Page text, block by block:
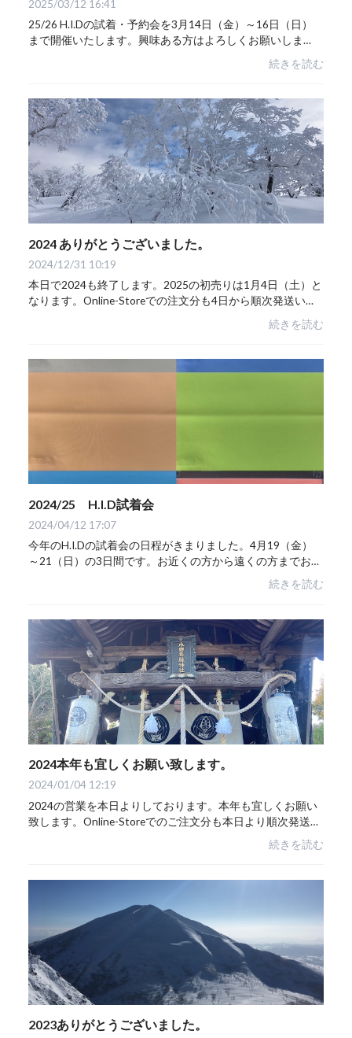
2025/03/12 16:41
25/26 H.I.Dの試着・予約会を3月14日（金）～16日（日）
まで開催いたします。興味ある方はよろしくお願いしま
続きを読む
2024 ありがとうございました。
2024/12/31 10:19
本日で2024も終了します。2025の初売りは1月4日（土）と
なります。Online-Storeでの注文分も4日から順次発送いた
しますのでご了承ください。また来年も海や山で1年中楽し
続きを読む
2024/25 H.I.D試着会
2024/04/12 17:07
今年のH.I.Dの試着会の日程がきまりました。4月19（金）
～21（日）の3日間です。お近くの方から遠くの方までお待
ちしております。来期は３Layerの2層目のメンブレインの
続きを読む
2024本年も宜しくお願い致します。
2024/01/04 12:19
2024の営業を本日よりしております。本年も宜しくお願い
致します。Online-Storeでのご注文分も本日より順次発送さ
せていただきます。お正月のあいだは例年にない暖かい
続きを読む
2023ありがとうございました。